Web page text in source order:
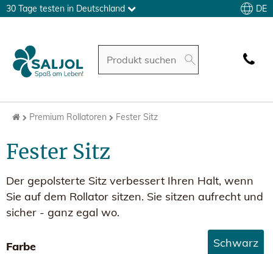
30 Tage testen in Deutschland DE
Premium Rollatoren Fester Sitz
Fester Sitz
Der gepolsterte Sitz verbessert Ihren Halt, wenn
Sie auf dem Rollator sitzen. Sie sitzen aufrecht und
sicher - ganz egal wo.
Farbe Schwarz